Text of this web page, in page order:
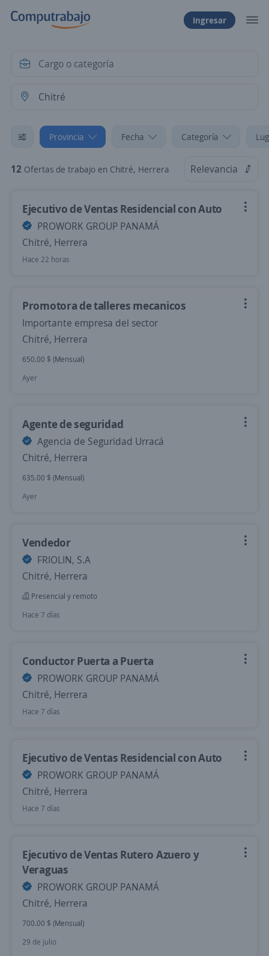
Ingresar
Provincia Fecha Categoría
12 Ofertas de trabajo en Chitré, Herrera Relevancia
Ejecutivo de Ventas Residencial con Auto
PROWORK GROUP PANAMÁ
Chitré, Herrera
Hace 22 horas
Promotora de talleres mecanicos
Importante empresa del sector
Chitré, Herrera
650.00 $ (Mensual)
Ayer
Agente de seguridad
Agencia de Seguridad Urracá
Chitré, Herrera
635.00 $ (Mensual)
Ayer
Vendedor
FRIOLIN, S.A
Chitré, Herrera
Presencial y remoto
Hace 7 días
Conductor Puerta a Puerta
PROWORK GROUP PANAMÁ
Chitré, Herrera
Hace 7 días
Ejecutivo de Ventas Residencial con Auto
PROWORK GROUP PANAMÁ
Chitré, Herrera
Hace 7 días
Ejecutivo de Ventas Rutero Azuero y
Veraguas
PROWORK GROUP PANAMÁ
Chitré, Herrera
700.00 $ (Mensual)
29 de julio